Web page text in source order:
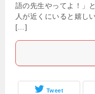
語の先生やってよ！」
人が近くにいると嬉し
[…]
Tweet